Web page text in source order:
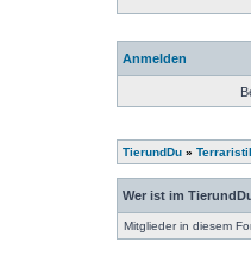
Anmelden
TierundDu »
Wer ist im
Mitglieder in diesem